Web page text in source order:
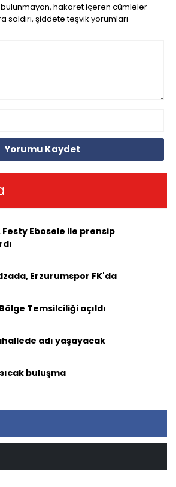
hakaret içeren cümleler
saldırı, şiddete teşvik yorumları
Yorumu Kaydet
Festy Ebosele ile prensip
Erzurumspor FK'da
Temsilciliği açıldı
adı yaşayacak
buluşma